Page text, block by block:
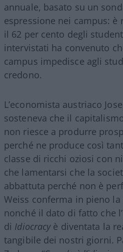
annuale, basato su un
espressione nei campus: è
il 62 per cento degli
intervistati ha convenuto
campus impedisce agli
credono.
L’economista austriaco
sosteneva che il
non riesce a produrre
perché ne produce così
classe di ricchi oziosi con
che lamentarsi che la
abbattuta perché non è
Weiss conferma in pieno
nonché il dato di fatto che
di Idiocracyè diventata la
tangibile dei nostri giorni.